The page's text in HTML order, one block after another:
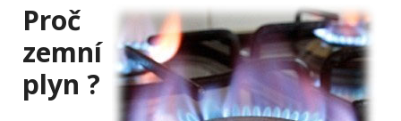
Proč
zemní
plyn ?